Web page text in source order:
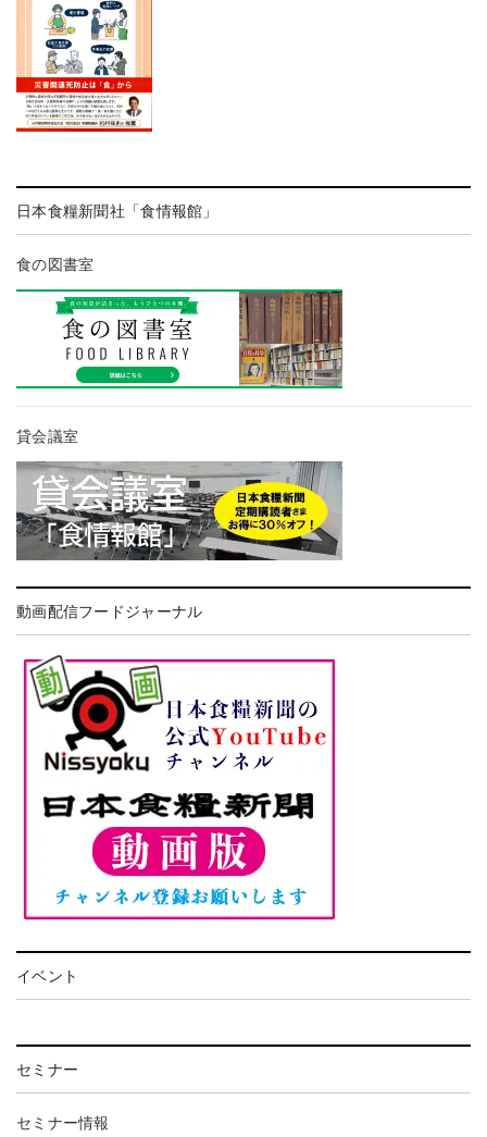
日本食糧新聞社「食情報館」
食の図書室
貸会議室
動画配信フードジャーナル
イベント
セミナー
セミナー情報